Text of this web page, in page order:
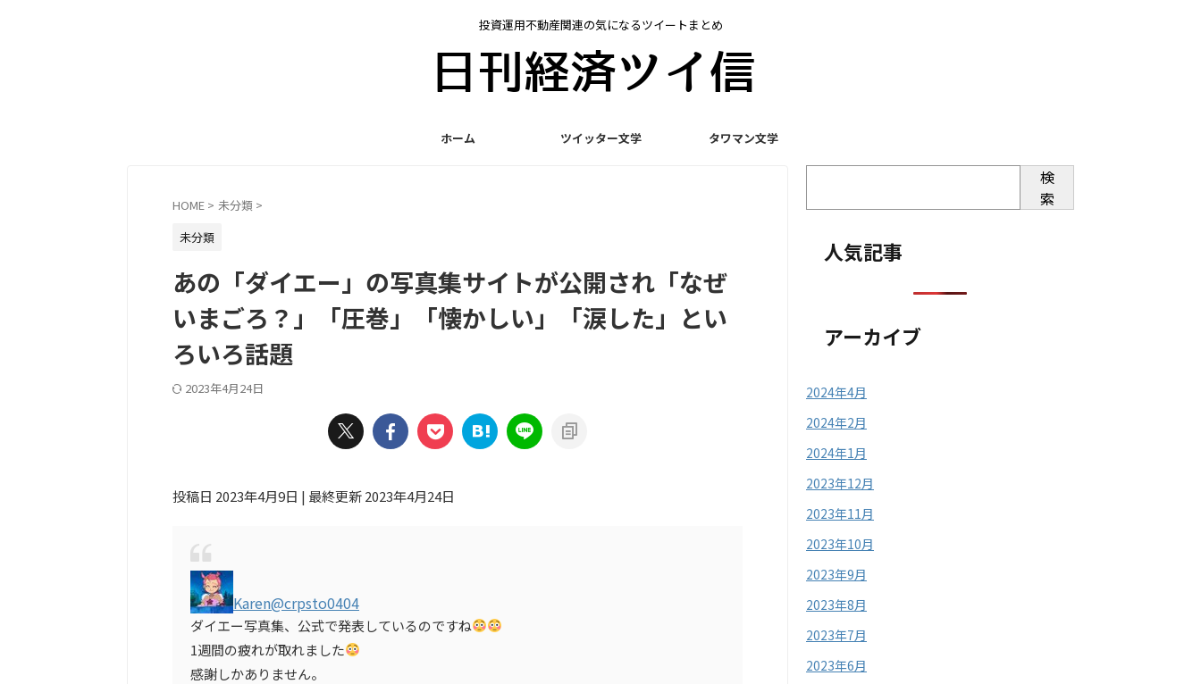
投資運用不動産関連の気になるツイートまとめ
ホーム ツイッター文学 タワマン文学
HOME > 未分類 >
未分類
あの「ダイエー」の写真集サイトが公開され「なぜ
いまごろ？」「圧巻」「懐かしい」「涙した」とい
ろいろ話題
2023年4月24日
投稿日 2023年4月9日 | 最終更新 2023年4月24日
Karen@crpsto0404
ダイエー写真集、公式で発表しているのですね
1週間の疲れが取れました
感謝しかありません。
検
索
人気記事
アーカイブ
2024年4月
2024年2月
2024年1月
2023年12月
2023年11月
2023年10月
2023年9月
2023年8月
2023年7月
2023年6月